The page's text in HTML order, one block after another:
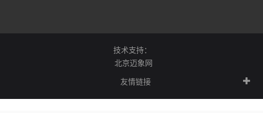
技术支持：
北京迈象网
友情链接